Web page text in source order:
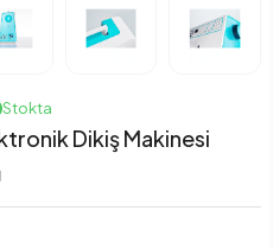
Stokta
Dikiş Makinesi